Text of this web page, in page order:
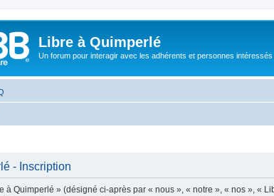
Libre à Quimperlé
Un forum pour interagir avec les adhérents et personnes
- Inscription
à Quimperlé » (désigné ci-après par « nous », « notre », « nos », «